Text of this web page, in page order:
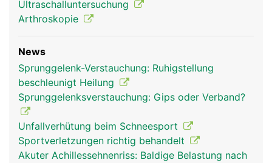
Sprunggelenk Frau
Ultraschalluntersuchung
Arthroskopie
News
Sprunggelenk-Verstauchung: Ruhigstellung
beschleunigt Heilung
Sprunggelenksverstauchung: Gips oder Verband?
Unfallverhütung beim Schneesport
Sportverletzungen richtig behandelt
Akuter Achillessehnenriss: Baldige Belastung nach